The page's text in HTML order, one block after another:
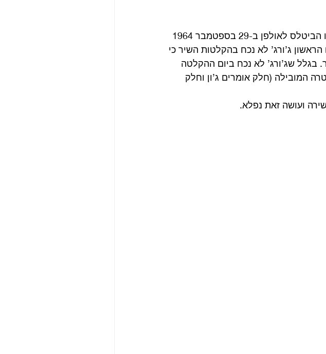
ג’ורג’ לא נכח בהקלטות השיר כי
שג’ורג’ לא נכח ביום ההקלטה
המובילה (חלק אומרים ג’ון וחלק
ועושה זאת נפלא.